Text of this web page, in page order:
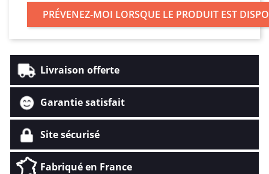
PRÉVENEZ-MOI LORSQUE LE PRODUIT EST
Livraison offerte
Garantie satisfait
Site sécurisé
Fabriqué en France